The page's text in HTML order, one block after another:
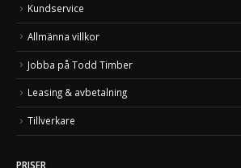
Kundservice
Allmänna villkor
Jobba på Todd Timber
Leasing & avbetalning
Tillverkare
PRISER